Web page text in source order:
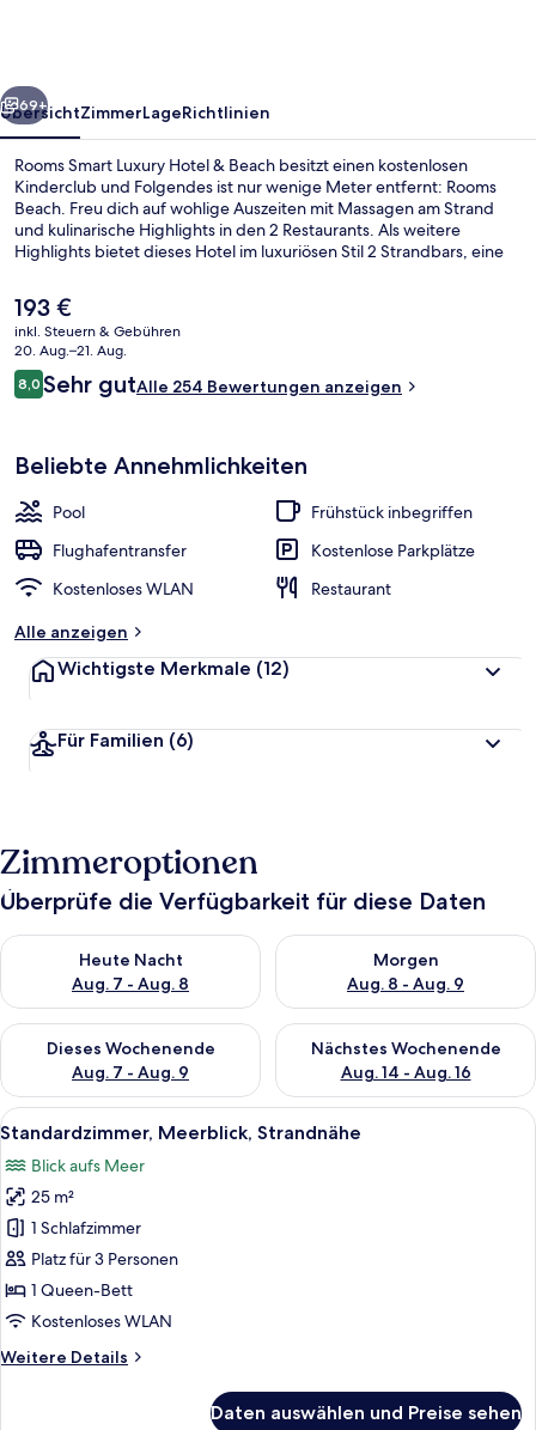
Weiter
69+
ÜbersichtZimmerLageRichtlinien
Rooms Smart Luxury Hotel & Beach besitzt einen kostenlosen
Kinderclub und Folgendes ist nur wenige Meter entfernt: Rooms
Beach. Freu dich auf wohlige Auszeiten mit Massagen am Strand
und kulinarische Highlights in den 2 Restaurants. Als weitere
Highlights bietet dieses Hotel im luxuriösen Stil 2 Strandbars, eine
Der
aktuelle
Preis
beträgt
193 €.
193 €
inkl. Steuern & Gebühren
20. Aug.–21. Aug.
Bewertungen
8,08,0 von 10.
Sehr gutAlle 254 Bewertungen anzeigen
Beliebte Annehmlichkeiten
Pool
Frühstück inbegriffen
Flughafentransfer
Kostenlose Parkplätze
Kostenloses WLAN
Restaurant
Alle anzeigen
Wichtigste Merkmale (12)
Für Familien (6)
Zimmeroptionen
Überprüfe die Verfügbarkeit für diese Daten
Heute Nacht
Aug. 7 - Aug. 8
Überprüfe die Verfügbarkeit für heute Nacht, Aug. 7 - Aug. 8.
Morgen
Aug. 8 - Aug. 9
Überprüfe die Verfügbarkeit
Dieses Wochenende
Aug. 7 - Aug. 9
Überprüfe die Verfügbarkeit für dieses Wochenende, Aug. 7
Nächstes Wochenende
Aug. 14 - Aug. 16
Überprüfe die Verfügbarkeit
Alle
Fotos
für
Standardzimmer,
Meerblick,
Strandnähe
anzeigen
Eine Person sitzt an einem Fenster
19
Standardzimmer, Meerblick, Strandnähe
Blick aufs Meer
25 m²
1 Schlafzimmer
Platz für 3 Personen
1 Queen-Bett
Kostenloses WLAN
Weitere Details
Weitere
Daten auswählen und Preise sehen